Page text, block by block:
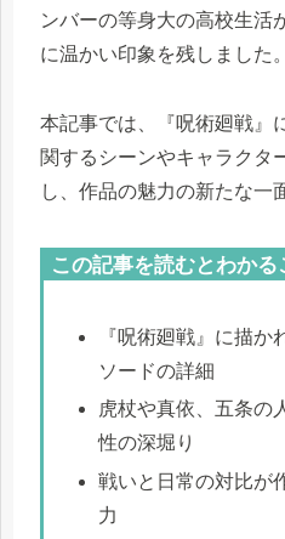
ンバーの等身大の高校生活
に温かい印象を残しました。
本記事では、『呪術廻戦』
関するシーンやキャラクタ
し、作品の魅力の新たな一
この記事を読むとわかる
『呪術廻戦』に描
ソードの詳細
虎杖や真依、五条の
性の深堀り
戦いと日常の対比が
力